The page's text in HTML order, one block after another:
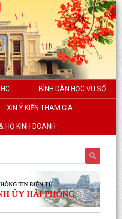
BÌNH DÂN HỌC VỤ SỐ
XIN Ý KIẾN THAM GIA
HỘ KINH DOANH